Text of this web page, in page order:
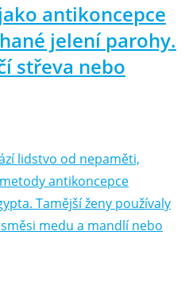
antikoncepce
jelení parohy.
střeva nebo
lidstvo od nepaměti,
antikoncepce
Tamější ženy používaly
medu a mandlí nebo